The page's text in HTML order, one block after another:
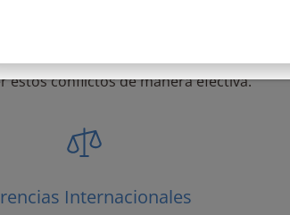
herederos pueden generar tensiones
la administración del patrimonio. La
legal adecuado son esenciales
estos conflictos de manera efectiva.
Internacionales